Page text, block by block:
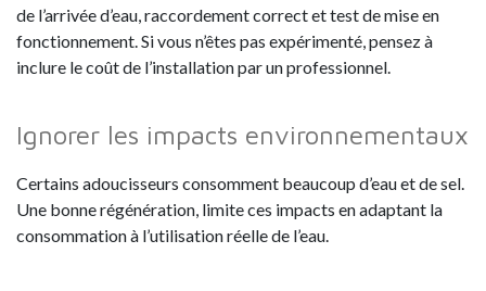
de l’arrivée d’eau, raccordement correct et test de mise en
fonctionnement. Si vous n’êtes pas expérimenté, pensez à
inclure le coût de l’installation par un professionnel.
Ignorer les impacts environnementaux
Certains adoucisseurs consomment beaucoup d’eau et de sel.
Une bonne régénération, limite ces impacts en adaptant la
consommation à l’utilisation réelle de l’eau.